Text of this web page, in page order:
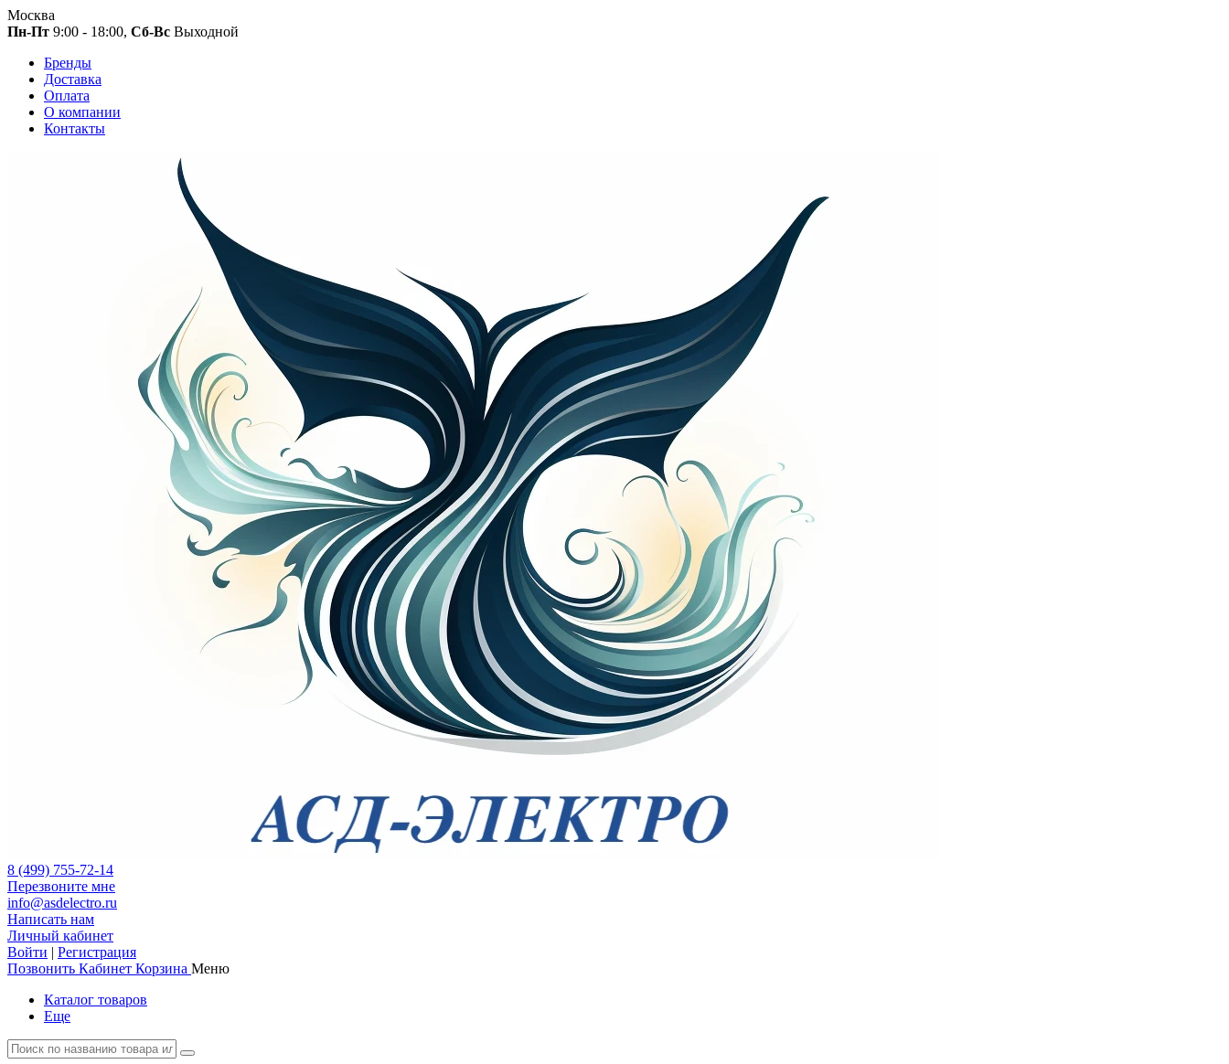
Москва
Пн-Пт 9:00 - 18:00, Сб-Вс Выходной
Бренды
Доставка
Оплата
О компании
Контакты
8 (499) 755-72-14
Перезвоните мне
info@asdelectro.ru
Написать нам
Личный кабинет
Войти | Регистрация
Позвонить Кабинет Корзина Меню
Каталог товаров
Еще